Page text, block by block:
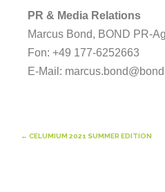
PR & Media Relations
Marcus Bond, BOND PR-
Fon: +49 177-6252663
E-Mail:
Beitragsnavigation
← CELUMIUM 2021 SUMMER EDITION